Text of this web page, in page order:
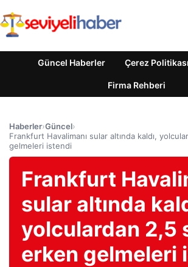
Güncel Haberler Çerez Politikası
Firma Rehberi
Haberler›Güncel›
Frankfurt Havalimanı sular altında kaldı,
gelmeleri istendi
Frankfurt
sular altında
yolculardan 2,5
erken gelmeleri